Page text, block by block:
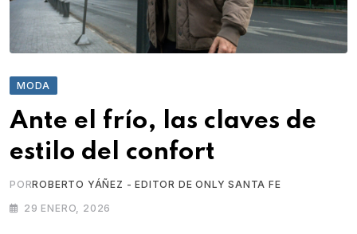
MODA
Ante el frío, las claves de
estilo del confort
PORROBERTO YÁÑEZ - EDITOR DE ONLY SANTA FE
29 ENERO, 2026